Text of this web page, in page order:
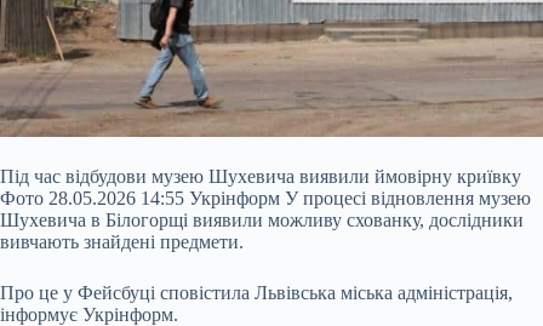
Під час відбудови музею Шухевича виявили ймовірну криївку
Фото 28.05.2026 14:55 Укрінформ У процесі відновлення музею
Шухевича в Білогорщі виявили можливу схованку, дослідники
вивчають знайдені предмети.
Про це у Фейсбуці сповістила Львівська міська адміністрація,
інформує Укрінформ.